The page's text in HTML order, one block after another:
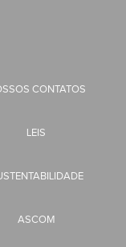
CONTATOS
LEIS
ASCOM